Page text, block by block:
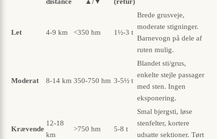
Let 4-9 km <350 hm 1½-3 t
Brede grusveje,
moderate stigninger.
Barnevogn på dele af
ruten mulig.
Moderat 8-14 km 350-750 hm 3-5½ t
Blandet sti/grus,
enkelte stejle passager
med sten. Ingen
eksponering.
Krævende
12-18
km
>750 hm 5-8 t
Smal bjergsti, løse
stenfelter, kortere
udsatte sektioner. Tørt